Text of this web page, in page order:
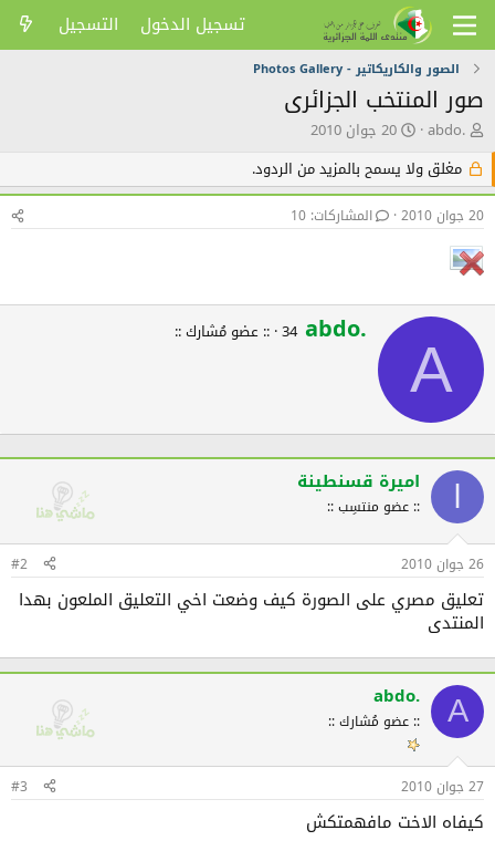
تسجيل الدخول التسجيل
الصور والكاريكاتير - Photos Gallery
صور المنتخب الجزائرى
ك
ت
ب
ا
ل
م
و
و
ع
abdo. ت
ر
ي
خ
ا
ر
20 جوان 2010
مغلق ولا يسمح بالمزيد من الردود.
20 جوان 2010 المشاركات: 10
A
W
r
n
b
y
abdo. :: عضو مُشارك :: ·34
اميرة قسنطينة
:: عضو منتسِب ::
26 جوان 2010 #2
تعليق مصري على الصورة كيف وضعت اخي التعليق الملعون بهدا
المنتدى
A
abdo.
:: عضو مُشارك ::
27 جوان 2010 #3
كيفاه الاخت مافهمتكش